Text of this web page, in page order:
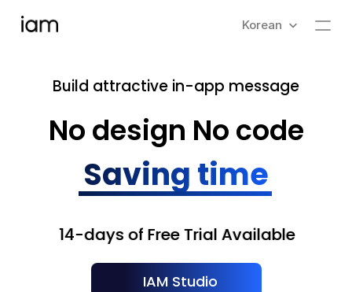
Build attractive in-app message
Saving time
No design No code
14-days of Free Trial Available
IAM Studio
Korean